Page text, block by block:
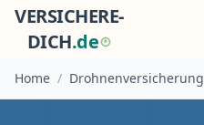
VERSICHERE-
DICH.de
Home / Drohnenversicherung